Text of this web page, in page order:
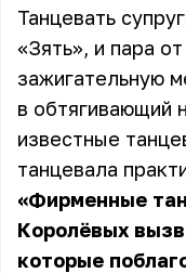
Танцевать
«Зять», и пара
зажигательную
в обтягивающий
известные
танцевала
«Фирменные
Королёвых
которые